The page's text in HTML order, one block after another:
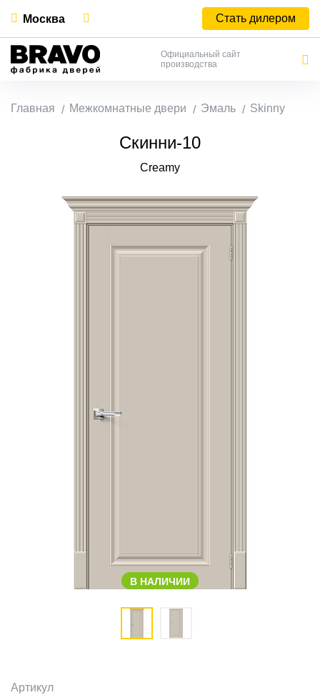
Москва Стать дилером
Официальный сайт
производства
Главная Межкомнатные двери Эмаль Skinny
Скинни-10
Creamy
В НАЛИЧИИ
Артикул